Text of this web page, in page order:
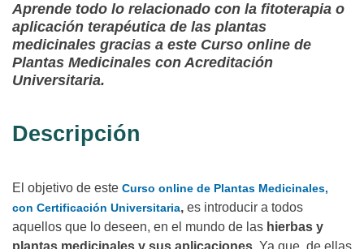
Aprende todo lo relacionado con la fitoterapia o
aplicación terapéutica de las plantas
medicinales gracias a este Curso online de
Plantas Medicinales con Acreditación
Universitaria.
Descripción
El objetivo de este Curso online de Plantas Medicinales,
con Certificación Universitaria, es introducir a todos
aquellos que lo deseen, en el mundo de las hierbas y